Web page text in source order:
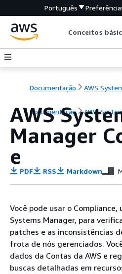
Português
Conceitos
Documentação AWS
Documentação AWS
AWS
Manager
e
PDF RSS Markdown
Você pode usar o
Systems Manager, para
patches e as inconsistências
frota de nós gerenciados.
dados da Contas da AWS e
buscas detalhadas em